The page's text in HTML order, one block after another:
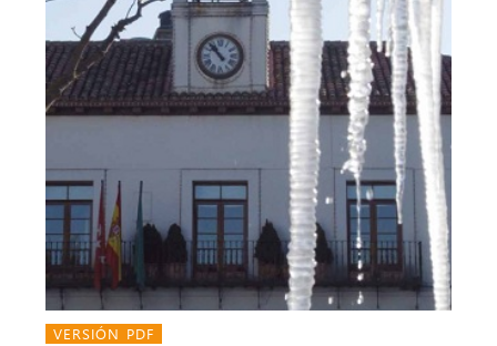
VERSIÓN PDF